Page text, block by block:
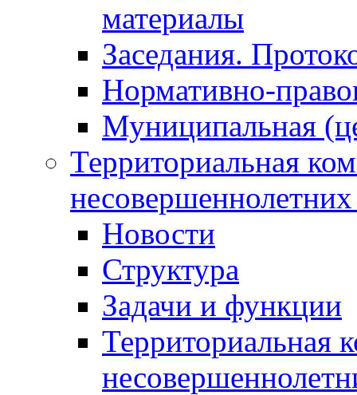
материалы
Заседания.
Нормативно-
Муниципальная
Территориальная
Новости
Структура
Задачи и функции
Территориальная